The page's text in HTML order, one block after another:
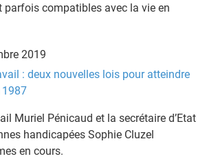
parfois compatibles avec la vie en
2019
: deux nouvelles lois pour atteindre
1987
Muriel Pénicaud et la secrétaire d’Etat
handicapées Sophie Cluzel
en cours.